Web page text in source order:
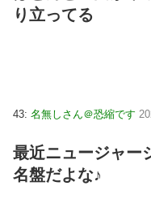
り立ってる
43: 名無しさん＠恐縮です
最近ニュージャー
名盤だよな♪